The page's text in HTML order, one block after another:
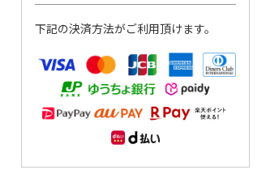
下記の決済方法がご利用頂けます。